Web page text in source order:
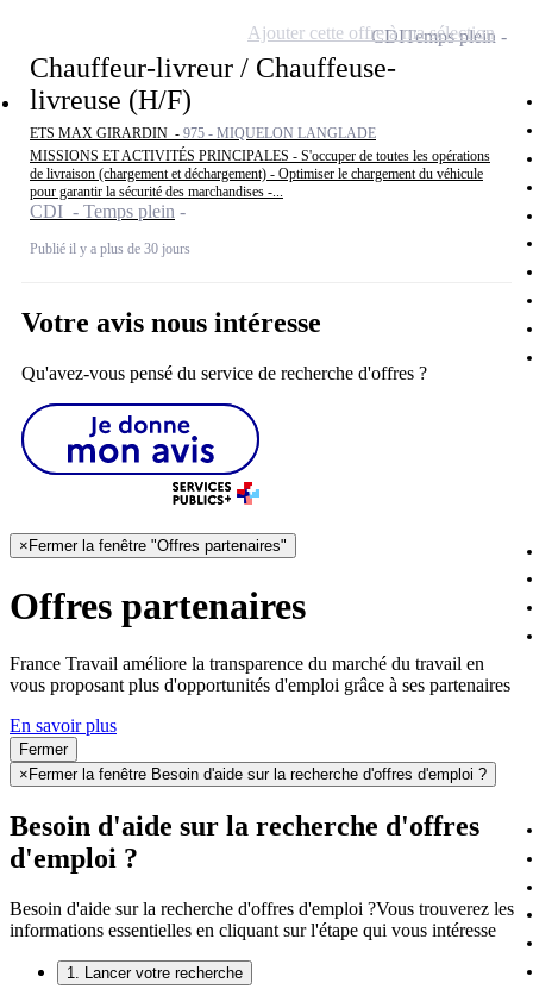
Chauffeur-livreur / Chauffeuse-
livreuse (H/F)
ETS MAX GIRARDIN - 975 - MIQUELON LANGLADE
MISSIONS ET ACTIVITÉS PRINCIPALES - S'occuper de toutes les opérations
de livraison (chargement et déchargement) - Optimiser le chargement du véhicule
pour garantir la sécurité des marchandises -...
CDI - Temps plein
Publié il y a plus de 30 jours
CDITemps plein
Ajouter cette offre à ma sélection
Votre avis nous intéresse
Qu'avez-vous pensé du service de recherche d'offres ?
× Fermer la fenêtre "Offres partenaires"
Offres partenaires
France Travail améliore la transparence du marché du travail en
vous proposant plus d'opportunités d'emploi grâce à ses partenaires
En savoir plus
Fermer
× Fermer la fenêtre Besoin d'aide sur la recherche d'offres d'emploi ?
Besoin d'aide sur la recherche d'offres
d'emploi ?
Besoin d'aide sur la recherche d'offres d'emploi ?Vous trouverez les
informations essentielles en cliquant sur l'étape qui vous intéresse
1. Lancer votre recherche